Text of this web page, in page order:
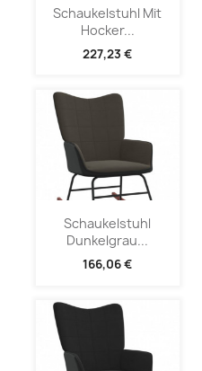
Schaukelstuhl Mit
Hocker...
227,23 €
Schaukelstuhl
Dunkelgrau...
166,06 €